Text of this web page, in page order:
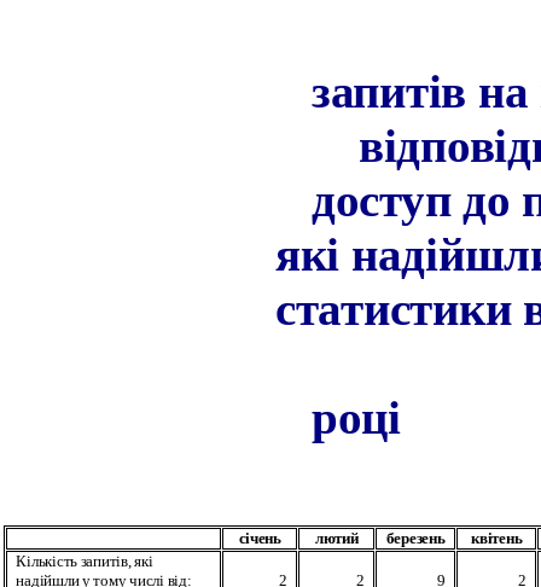
запитів
доступ до
які
статистики
році
січень лютий березень
квітень
Кількість запитів, які
надійшлиу тому числі від: 2 2 9
2